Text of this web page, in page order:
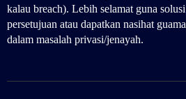
kalau breach). Lebih selamat guna
persetujuan atau dapatkan nasihat
dalam masalah privasi/jenayah.